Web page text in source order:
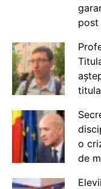
post
o
de